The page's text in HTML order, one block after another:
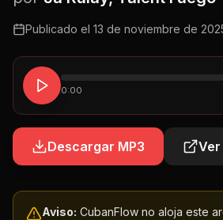
Publicado el 13 de noviembre de
0:00
Descargar MP3
Aviso: CubanFlow no aloja este